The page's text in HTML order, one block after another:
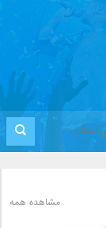
مشاهده همه